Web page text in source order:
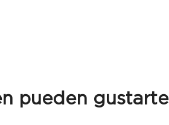
pueden gustarte